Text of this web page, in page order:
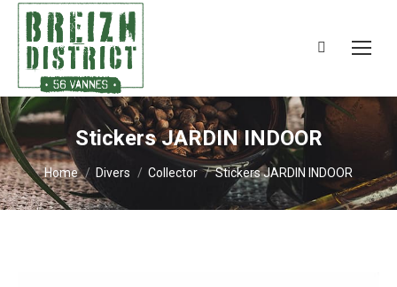
Search:
Stickers JARDIN INDOOR
You are here:
Home Divers Collector Stickers JARDIN INDOOR